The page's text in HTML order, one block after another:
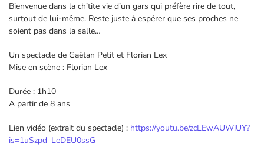
Bienvenue dans la ch’tite vie d’un gars qui préfère rire de tout,
surtout de lui-même. Reste juste à espérer que ses proches ne
soient pas dans la salle…
Un spectacle de Gaëtan Petit et Florian Lex
Mise en scène : Florian Lex
Durée : 1h10
A partir de 8 ans
Lien vidéo (extrait du spectacle) : https://youtu.be/zcLEwAUWiUY?
is=1uSzpd_LeDEU0ssG